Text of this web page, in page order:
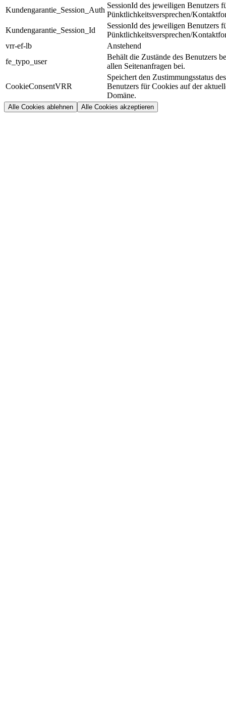
Kundengarantie_Session_Auth
SessionId des jeweiligen Benutzers
Pünktlichkeitsversprechen/
Kundengarantie_Session_Id
SessionId des jeweiligen Benutzers
Pünktlichkeitsversprechen/
vrr-ef-lb
Anstehend
fe_typo_user
Behält die Zustände des Benutzers
allen Seitenanfragen bei.
CookieConsentVRR
Speichert den Zustimmungsstatus des
Benutzers für Cookies auf der
Domäne.
Alle Cookies ablehnen Alle Cookies akzeptieren